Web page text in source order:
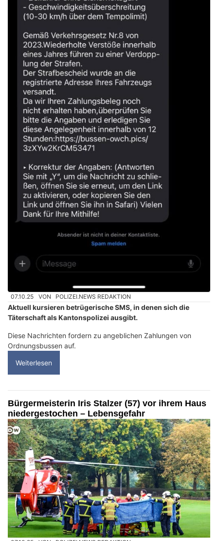
07.10.25 VON POLIZEI.NEWS REDAKTION
Aktuell kursieren betrügerische SMS, in denen sich die
Täterschaft als Kantonspolizei ausgibt.
Diese Nachrichten fordern zu angeblichen Zahlungen von
Ordnungsbussen auf.
Weiterlesen
Bürgermeisterin Iris Stalzer (57) vor ihrem Haus
niedergestochen – Lebensgefahr